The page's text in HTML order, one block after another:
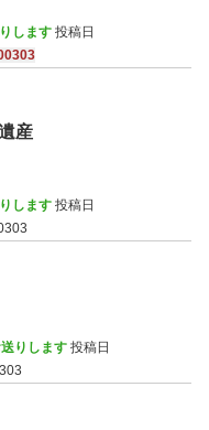
します 投稿日
産
します 投稿日
りします 投稿日